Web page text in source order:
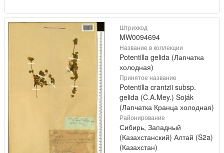
Штрихкод
MW0094694
Название в коллекции
Potentilla gelida (Лапчатка
холодная)
Принятое название
Potentilla crantzii subsp.
gelida (C.A.Mey.) Soják
(Лапчатка Кранца холодная)
Районирование
Сибирь, Западный
(Казахстанский) Алтай (S2a)
(Казахстан)